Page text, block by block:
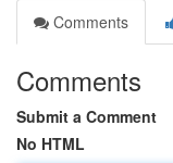
Comments
Comments
Submit a Comment
No HTML